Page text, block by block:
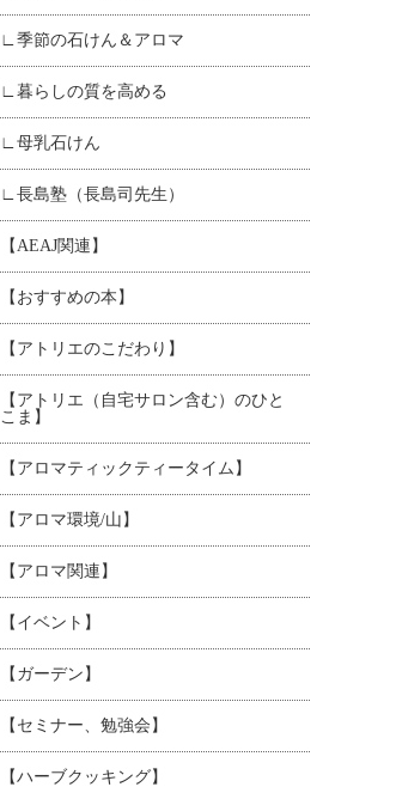
∟季節の石けん＆アロマ
∟暮らしの質を高める
∟母乳石けん
∟長島塾（長島司先生）
【AEAJ関連】
【おすすめの本】
【アトリエのこだわり】
【アトリエ（自宅サロン含む）のひと
こま】
【アロマティックティータイム】
【アロマ環境/山】
【アロマ関連】
【イベント】
【ガーデン】
【セミナー、勉強会】
【ハーブクッキング】